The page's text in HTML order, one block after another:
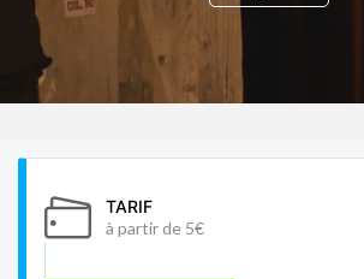
TARIF
à partir de 5€